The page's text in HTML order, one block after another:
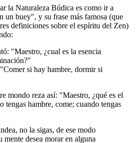
la Naturaleza Búdica es como ir a
un buey", y su frase más famosa (que
definiciones sobre el espíritu del Zen)
"Maestro, ¿cual es la esencia
si hay hambre, dormir si
mondo reza así: "Maestro, ¿qué es el
tengas hambre, come; cuando tengas
no la sigas, de ese modo
mente desea morar en alguna